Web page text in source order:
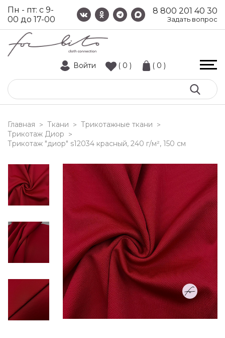
8 800 201 40 30
Задать вопрос
Пн - пт: с 9-
00 до 17-00
Войти ( 0 ) ( 0 )
Главная > Ткани > Трикотажные ткани >
Трикотаж Диор >
трикотаж "диор" s12034 красный, 240 г/м², 150 см